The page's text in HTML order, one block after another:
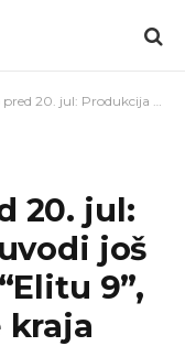
uvodi još jednu lepoticu u “Elitu 9”, samo 13 dana pre kraja
20. jul:
još
9”,
kraja